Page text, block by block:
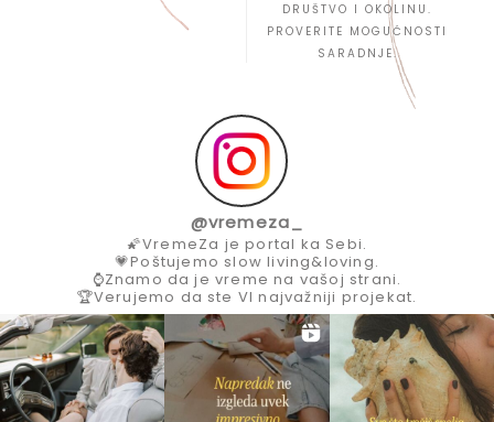
DRUŠTVO I OKOLINU.
PROVERITE MOGUĆNOSTI
SARADNJE.
@vremeza_
🌠VremeZa je portal ka Sebi.
💗Poštujemo slow living&loving.
⌚Znamo da je vreme na vašoj strani.
🏆Verujemo da ste VI najvažniji projekat.